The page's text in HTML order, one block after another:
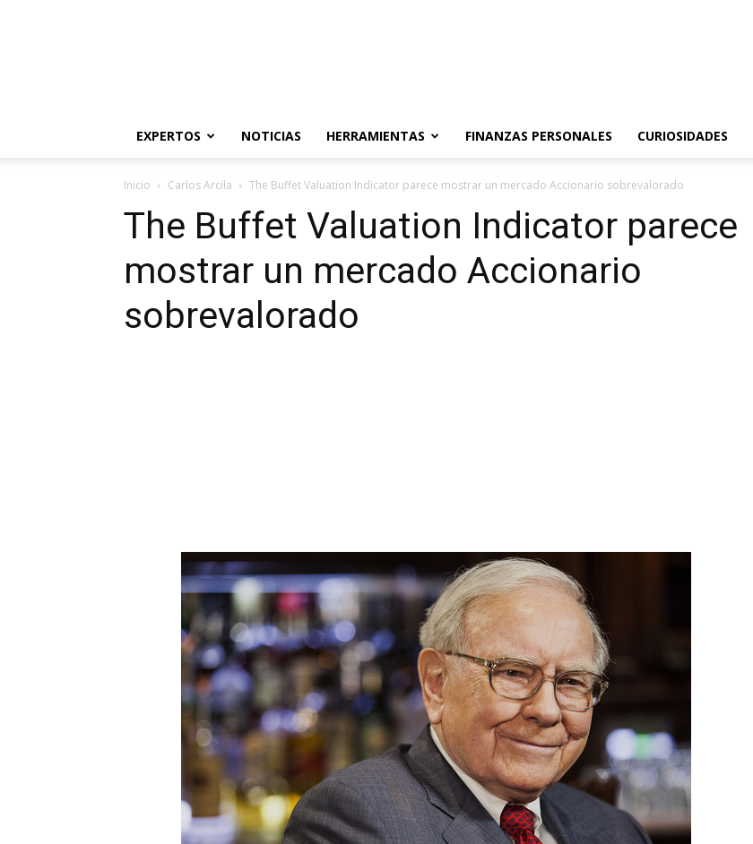
EXPERTOS NOTICIAS HERRAMIENTAS FINANZAS PERSONALES CURIOSIDADES
Inicio Carlos Arcila The Buffet Valuation Indicator parece mostrar un mercado Accionario sobrevalorado
The Buffet Valuation Indicator parece
mostrar un mercado Accionario
sobrevalorado